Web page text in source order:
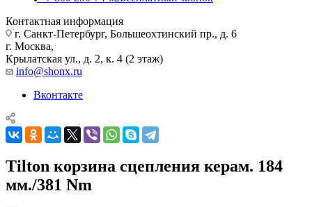
Контактная информация
г. Санкт-Петербург, Большеохтинский пр., д. 6
г. Москва,
Крылатская ул., д. 2, к. 4 (2 этаж)
info@shonx.ru
Вконтакте
Tilton корзина сцепления керам. 184
мм./381 Nm